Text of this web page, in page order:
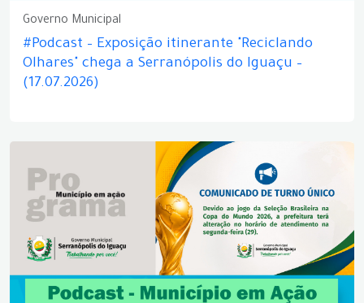
Governo Municipal
#Podcast – Exposição itinerante "Reciclando
Olhares" chega a Serranópolis do Iguaçu –
(17.07.2026)